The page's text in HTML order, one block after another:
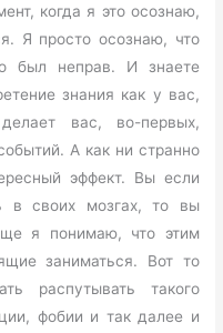
когда я это осознаю,
Я просто осознаю, что
был неправ. И знаете
знания как у вас,
вас, во-первых,
А как ни странно
эффект. Вы если
в своих мозгах, то вы
я понимаю, что этим
заниматься. Вот то
распутывать такого
фобии и так далее и